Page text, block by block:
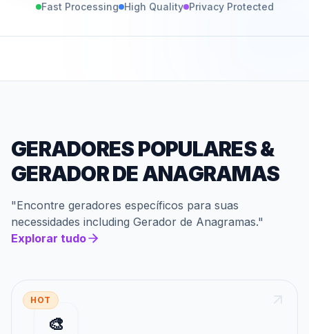
Fast Processing High Quality Privacy Protected
GERADORES POPULARES&
GERADOR DE ANAGRAMAS
"Encontre geradores específicos para suas
necessidades including Gerador de Anagramas."
Explorar tudo
HOT
🎨